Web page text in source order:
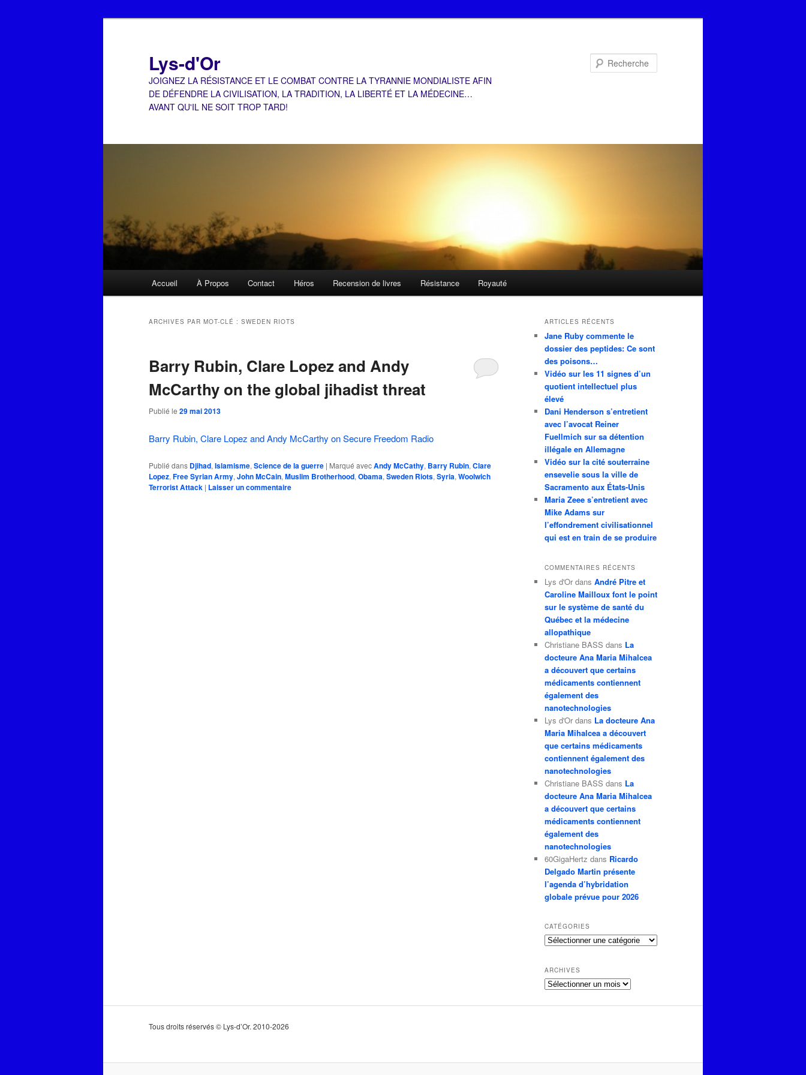
Lys-d'Or
JOIGNEZ LA RÉSISTANCE ET LE COMBAT CONTRE LA TYRANNIE MONDIALISTE AFIN
DE DÉFENDRE LA CIVILISATION, LA TRADITION, LA LIBERTÉ ET LA MÉDECINE…
AVANT QU'IL NE SOIT TROP TARD!
Accueil À Propos Contact Héros Recension de livres Résistance Royauté
ARCHIVES PAR MOT-CLÉ : SWEDEN RIOTS
Barry Rubin, Clare Lopez and Andy
McCarthy on the global jihadist threat
Publié le 29 mai 2013
Barry Rubin, Clare Lopez and Andy McCarthy on Secure Freedom Radio
Publié dans Djihad, Islamisme, Science de la guerre | Marqué avecAndy McCathy, Barry Rubin, Clare
Lopez, Free Syrian Army, John McCain, Muslim Brotherhood, Obama, Sweden Riots, Syria, Woolwich
Terrorist Attack | Laisser un commentaire
ARTICLES RÉCENTS
Jane Ruby commente le
dossier des peptides: Ce sont
des poisons…
Vidéo sur les 11 signes d’un
quotient intellectuel plus
élevé
Dani Henderson s’entretient
avec l’avocat Reiner
Fuellmich sur sa détention
illégale en Allemagne
Vidéo sur la cité souterraine
ensevelie sous la ville de
Sacramento aux États-Unis
Maria Zeee s’entretient avec
Mike Adams sur
l’effondrement civilisationnel
qui est en train de se produire
COMMENTAIRES RÉCENTS
Lys d'Or dans André Pitre et
Caroline Mailloux font le point
sur le système de santé du
Québec et la médecine
allopathique
Christiane BASS dans La
docteure Ana Maria Mihalcea
a découvert que certains
médicaments contiennent
également des
nanotechnologies
Lys d'Or dans La docteure Ana
Maria Mihalcea a découvert
que certains médicaments
contiennent également des
nanotechnologies
Christiane BASS dans La
docteure Ana Maria Mihalcea
a découvert que certains
médicaments contiennent
également des
nanotechnologies
60GigaHertz dans Ricardo
Delgado Martin présente
l’agenda d’hybridation
globale prévue pour 2026
CATÉGORIES
Catégories
ARCHIVES
Archives
Tous droits réservés © Lys-d’Or. 2010-2026